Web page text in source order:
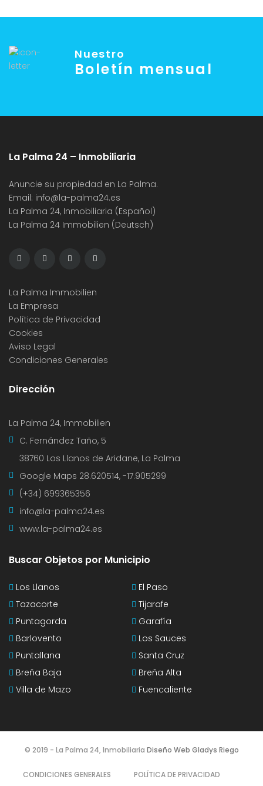
Nuestro
Boletín mensual
La Palma 24 – Inmobiliaria
Anuncie su propiedad en La Palma.
Email: info@la-palma24.es
La Palma 24, Inmobiliaria (Español)
La Palma 24 Immobilien (Deutsch)
La Palma Immobilien
La Empresa
Política de Privacidad
Cookies
Aviso Legal
Condiciones Generales
Dirección
La Palma 24, Immobilien
C. Fernández Taño, 5
38760 Los Llanos de Aridane, La Palma
Google Maps 28.620514, -17.905299
(+34) 699365356
info@la-palma24.es
www.la-palma24.es
Buscar Objetos por Municipio
Los Llanos
El Paso
Tazacorte
Tijarafe
Puntagorda
Garafía
Barlovento
Los Sauces
Puntallana
Santa Cruz
Breña Baja
Breña Alta
Villa de Mazo
Fuencaliente
© 2019 - La Palma 24, Inmobiliaria Diseño Web Gladys Riego
CONDICIONES GENERALES POLÍTICA DE PRIVACIDAD